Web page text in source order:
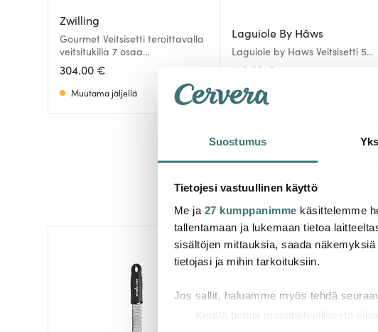
Suostumus
Tietojesi vastuullinen käyttö
Me ja 27 kumppanimme käsittelemme
tallentamaan ja lukemaan tietoa
sisältöjen mittauksia, saada
tietojasi ja mihin tarkoituksiin.
Jos sallit, haluamme myös tehdä
Kerätä tietoja maantieteellisestä
Zwilling
Gourmet Veitsisetti teroittavalla
veitsitukilla 7 osaa
Hopea/Harmaa
304.00 €
Muutama jäljellä
Laguiole By Hâws
Laguiole by Haws Veitsisetti 5
osaa + magneettinen veitsiteline
210.00 €
Saatavilla